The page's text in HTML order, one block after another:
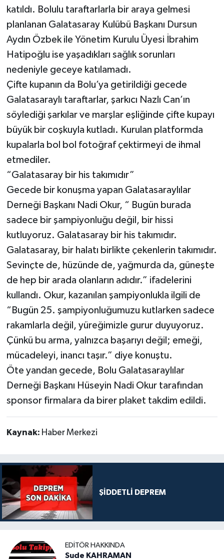
katıldı. Bolulu taraftarlarla bir araya gelmesi
planlanan Galatasaray Kulübü Başkanı Dursun
Aydın Özbek ile Yönetim Kurulu Üyesi İbrahim
Hatipoğlu ise yaşadıkları sağlık sorunları
nedeniyle geceye katılamadı.
Çifte kupanın da Bolu’ya getirildiği gecede
Galatasaraylı taraftarlar, şarkıcı Nazlı Can’ın
söylediği şarkılar ve marşlar eşliğinde çifte kupayı
büyük bir coşkuyla kutladı. Kurulan platformda
kupalarla bol bol fotoğraf çektirmeyi de ihmal
etmediler.
“Galatasaray bir his takımıdır”
Gecede bir konuşma yapan Galatasaraylılar
Derneği Başkanı Nadi Okur, “ Bugün burada
sadece bir şampiyonluğu değil, bir hissi
kutluyoruz. Galatasaray bir his takımıdır.
Galatasaray, bir halatı birlikte çekenlerin takımıdır.
Sevinçte de, hüzünde de, yağmurda da, güneşte
de hep bir arada olanların adıdır.” ifadelerini
kullandı. Okur, kazanılan şampiyonlukla ilgili de
“Bugün 25. şampiyonluğumuzu kutlarken sadece
rakamlarla değil, yüreğimizle gurur duyuyoruz.
Çünkü bu arma, yalnızca başarıyı değil; emeği,
mücadeleyi, inancı taşır.” diye konuştu.
Öte yandan gecede, Bolu Galatasaraylılar
Derneği Başkanı Hüseyin Nadi Okur tarafından
sponsor firmalara da birer plaket takdim edildi.
Kaynak: Haber Merkezi
ŞİDDETLİ DEPREM
EDITÖR HAKKINDA
Sude KAHRAMAN